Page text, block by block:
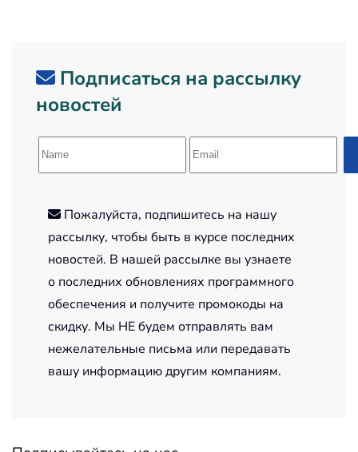
Подписаться на рассылку
новостей
Пожалуйста, подпишитесь на нашу
рассылку, чтобы быть в курсе последних
новостей. В нашей рассылке вы узнаете
о последних обновлениях программного
обеспечения и получите промокоды на
скидку. Мы НЕ будем отправлять вам
нежелательные письма или передавать
вашу информацию другим компаниям.